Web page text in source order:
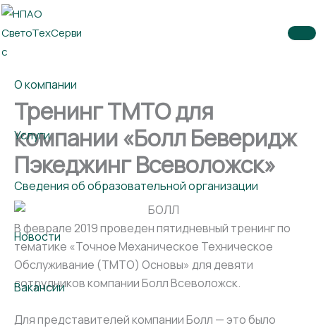
Перейти
к
О компании
Услуги
Сведения об образовательной организации
Новости
Вакансии
Тренинг ТМТО для
компании «Болл Беверидж
Пэкеджинг Всеволожск»
В феврале 2019 проведен пятидневный тренинг по
тематике «Точное Механическое Техническое
Обслуживание (ТМТО) Основы» для девяти
сотрудников компании Болл Всеволожск.
Для представителей компании Болл — это было